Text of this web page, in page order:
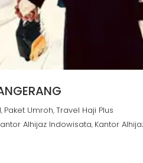
, Paket Umroh,Travel Haji Plus
Alhijaz Indowisata, Kantor